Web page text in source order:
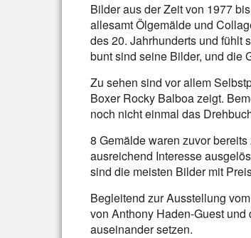
Bilder aus der Zeit von 1977
allesamt Ölgemälde und
des 20. Jahrhunderts und fühlt
bunt sind seine Bilder, und die
Zu sehen sind vor allem
Boxer Rocky Balboa zeigt.
noch nicht einmal das
8 Gemälde waren zuvor
ausreichend Interesse
sind die meisten Bilder mit
Begleitend zur Ausstellung
von Anthony Haden-Guest
auseinander setzen.